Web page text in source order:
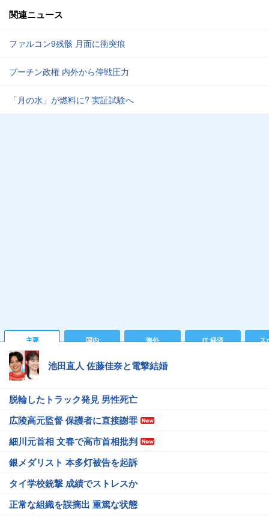
関連ニュース
ファルコン9残骸 月面に衝突痕
プーチン政権 内外から停戦圧力
「月の水」が燃料に? 実証試験へ
主要 国内 海外 IT 経済 ス
池田直人 佐藤佳奈と電撃結婚
脱輪したトラック発見 男性死亡
広陵高元監督 保護者に直接謝罪
細川元首相 文春で高市首相批判
銀メダリスト 本多灯被告を起訴
タイ学校銃撃 成績でストレスか
正常な組織を誤摘出 重篤な状態